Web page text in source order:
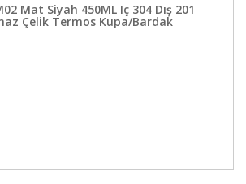
Mat Siyah 450ML Iç 304 Dış 201
Çelik Termos Kupa/Bardak